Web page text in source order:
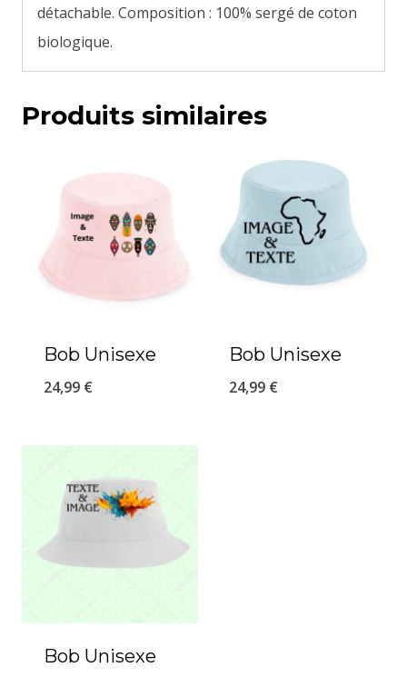
détachable. Composition : 100% sergé de coton
biologique.
Produits similaires
Bob Unisexe
24,99 €
Bob Unisexe
24,99 €
Bob Unisexe